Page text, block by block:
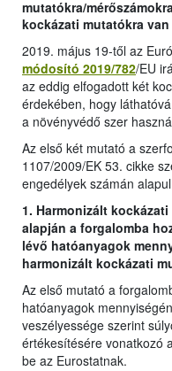
mutatókra/
kockázati mutatókra
2019. május 19-től az
módosító 2019/782/EU
az eddig elfogadott két
érdekében, hogy
a növényvédő szer
Az első két mutató a
1107/2009/EK 53. cikke
engedélyek számán
1. Harmonizált
alapján a forgalomba
lévő hatóanyagok
harmonizált kockázati
Az első mutató a
hatóanyagok
veszélyessége szerint
értékesítésére vonatkozó
be az Eurostatnak.